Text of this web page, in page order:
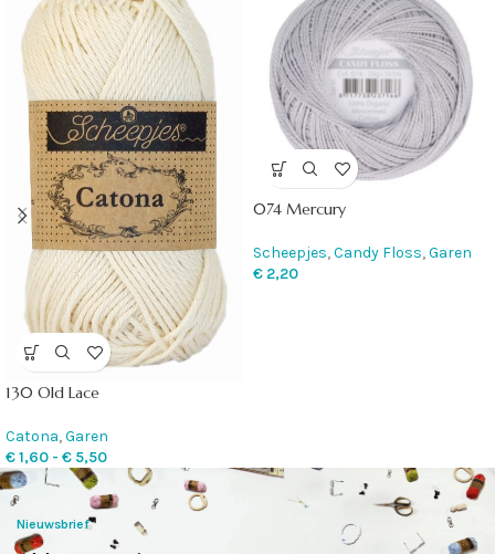
130 Old Lace
Catona,Garen
€1,60 - € 5,50
074 Mercury
Scheepjes,Candy Floss,Garen
€ 2,20
Nieuwsbrief